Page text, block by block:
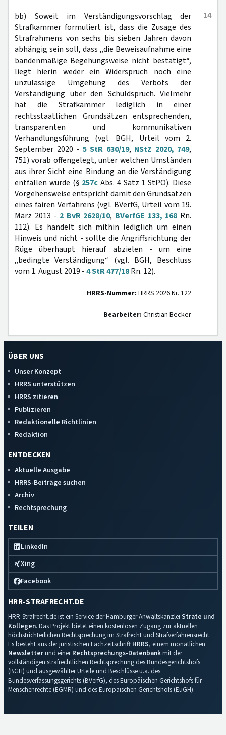
14
bb) Soweit im Verständigungsvorschlag der
Strafkammer formuliert ist, dass die Zusage des
Strafrahmens von sechs bis sieben Jahren davon
abhängig sein soll, dass „die Beweisaufnahme eine
bandenmäßige Begehungsweise nicht bestätigt“,
liegt hierin weder ein Widerspruch noch eine
unzulässige Umgehung des Verbots der
Verständigung über den Schuldspruch. Vielmehr
hat die Strafkammer lediglich in einer
rechtsstaatlichen Grundsätzen entsprechenden,
transparenten und kommunikativen
Verhandlungsführung (vgl. BGH, Urteil vom 2.
September 2020 - 5 StR 630/19, NStZ 2020, 749,
751) vorab offengelegt, unter welchen Umständen
aus ihrer Sicht eine Bindung an die Verständigung
entfallen würde (§ 257c Abs. 4 Satz 1 StPO). Diese
Vorgehensweise entspricht damit den Grundsätzen
eines fairen Verfahrens (vgl. BVerfG, Urteil vom 19.
März 2013 - 2 BvR 2628/10, BVerfGE 133, 168 Rn.
112). Es handelt sich mithin lediglich um einen
Hinweis und nicht - sollte die Angriffsrichtung der
Rüge überhaupt hierauf abzielen - um eine
„bedingte Verständigung“ (vgl. BGH, Beschluss
vom 1. August 2019 -4 StR 477/18Rn. 12).
HRRS-Nummer: HRRS 2026 Nr. 122
Bearbeiter: Christian Becker
ÜBER UNS
Unser Konzept
HRRS unterstützen
HRRS zitieren
Publizieren
Redaktionelle Richtlinien
Redaktion
ENTDECKEN
Aktuelle Ausgabe
HRRS-Beiträge suchen
Archiv
Rechtsprechung
TEILEN
LinkedIn
Xing
Facebook
HRR-STRAFRECHT.DE
HRR-Strafrecht.de ist ein Service der Hamburger Anwaltskanzlei Strate und
Kollegen. Das Projekt bietet einen kostenlosen Zugang zur aktuellen
höchstrichterlichen Rechtsprechung im Strafrecht und Strafverfahrensrecht.
Es besteht aus der juristischen Fachzeitschrift HRRS, einem monatlichen
Newsletterund einerRechtsprechungs-Datenbankmit der
vollständigen strafrechtlichen Rechtsprechung des Bundesgerichtshofs
(BGH) und ausgewählter Urteile und Beschlüsse u.a. des
Bundesverfassungsgerichts (BVerfG), des Europäischen Gerichtshofs für
Menschenrechte (EGMR) und des Europäischen Gerichtshofs (EuGH).